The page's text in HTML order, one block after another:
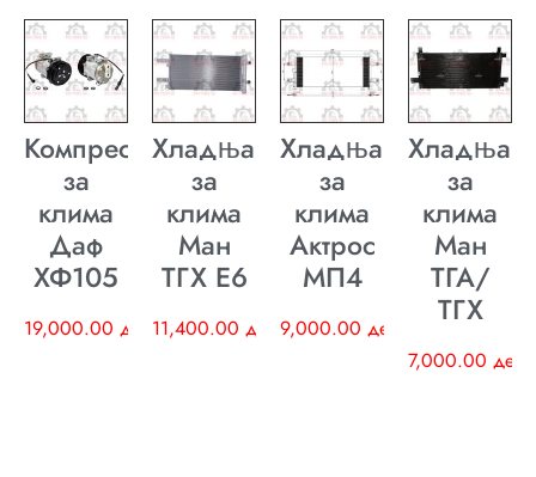
Компресор
за
клима
Даф
ХФ105
19,000.00 ден
Хладњак
за
клима
Ман
ТГХ E6
11,400.00 ден
Хладњак
за
клима
Актрос
МП4
9,000.00 ден
Хладњак
за
клима
Ман
ТГА/
ТГХ
7,000.00 ден